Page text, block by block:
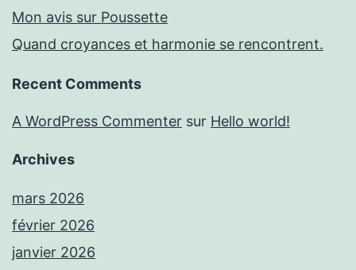
Mon avis sur Poussette
Quand croyances et harmonie se rencontrent.
Recent Comments
A WordPress Commenter sur Hello world!
Archives
mars 2026
février 2026
janvier 2026